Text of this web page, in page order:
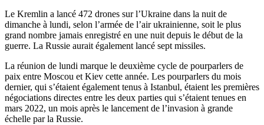
Le Kremlin a lancé 472 drones sur l’Ukraine dans la nuit de
dimanche à lundi, selon l’armée de l’air ukrainienne, soit le plus
grand nombre jamais enregistré en une nuit depuis le début de la
guerre. La Russie aurait également lancé sept missiles.
La réunion de lundi marque le deuxième cycle de pourparlers de
paix entre Moscou et Kiev cette année. Les pourparlers du mois
dernier, qui s’étaient également tenus à Istanbul, étaient les premières
négociations directes entre les deux parties qui s’étaient tenues en
mars 2022, un mois après le lancement de l’invasion à grande
échelle par la Russie.